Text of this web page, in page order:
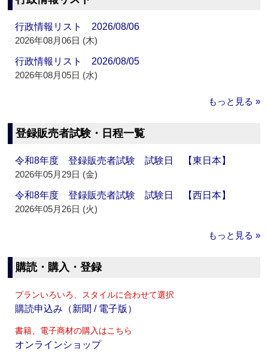
行政情報リスト 2026/08/06
2026年08月06日 (木)
行政情報リスト 2026/08/05
2026年08月05日 (水)
もっと見る »
登録販売者試験・日程一覧
令和8年度 登録販売者試験 試験日 【東日本】
2026年05月29日 (金)
令和8年度 登録販売者試験 試験日 【西日本】
2026年05月26日 (火)
もっと見る »
購読・購入・登録
プランいろいろ、スタイルに合わせて選択
購読申込み（新聞 / 電子版）
書籍、電子商材の購入はこちら
オンラインショップ